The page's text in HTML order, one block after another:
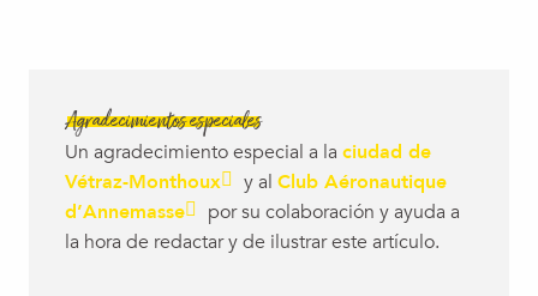
Agradecimientos especiales
Un agradecimiento especial a la ciudad de
Vétraz-Monthoux
y al Club Aéronautique
d’Annemasse
por su colaboración y ayuda a
la hora de redactar y de ilustrar este artículo.